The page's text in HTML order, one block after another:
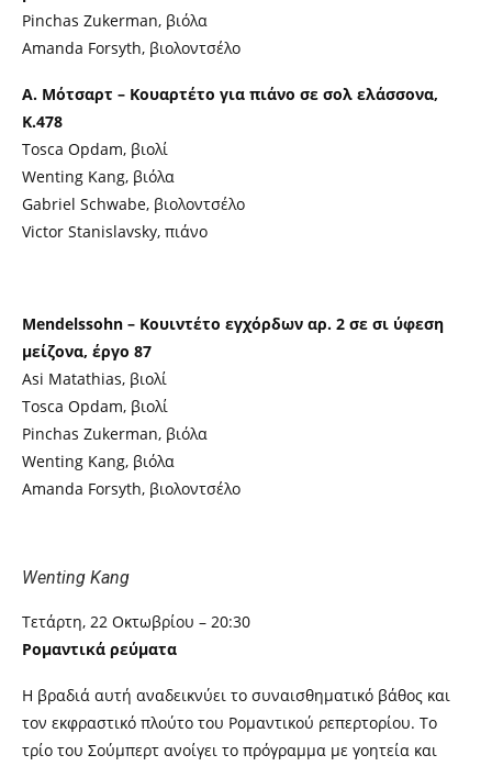
Pinchas Zukerman, βιόλα
Amanda Forsyth, βιολοντσέλο
Α. Μότσαρτ – Κουαρτέτο για πιάνο σε σολ ελάσσονα,
K.478
Tosca Opdam, βιολί
Wenting Kang, βιόλα
Gabriel Schwabe, βιολοντσέλο
Victor Stanislavsky, πιάνο
Mendelssohn – Κουιντέτο εγχόρδων αρ. 2 σε σι ύφεση
μείζονα, έργο 87
Asi Matathias, βιολί
Tosca Opdam, βιολί
Pinchas Zukerman, βιόλα
Wenting Kang, βιόλα
Αmanda Forsyth, βιολοντσέλο
Wenting Kang
Τετάρτη, 22 Οκτωβρίου – 20:30
Ρομαντικά ρεύματα
Η βραδιά αυτή αναδεικνύει το συναισθηματικό βάθος και
τον εκφραστικό πλούτο του Ρομαντικού ρεπερτορίου. Το
τρίο του Σούμπερτ ανοίγει το πρόγραμμα με γοητεία και